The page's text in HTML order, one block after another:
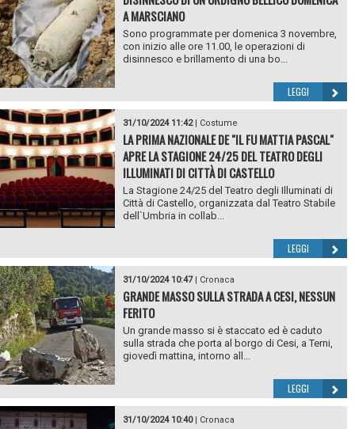
A MARSCIANO
Sono programmate per domenica 3 novembre,
con inizio alle ore 11.00, le operazioni di
disinnesco e brillamento di una bo...
LEGGI
31/10/2024 11:42| Costume
LA PRIMA NAZIONALE DE "IL FU MATTIA PASCAL"
APRE LA STAGIONE 24/25 DEL TEATRO DEGLI
ILLUMINATI DI CITTÀ DI CASTELLO
La Stagione 24/25 del Teatro degli Illuminati di
Città di Castello, organizzata dal Teatro Stabile
dell`Umbria in collab...
LEGGI
31/10/2024 10:47| Cronaca
GRANDE MASSO SULLA STRADA A CESI, NESSUN
FERITO
Un grande masso si è staccato ed è caduto
sulla strada che porta al borgo di Cesi, a Terni,
giovedì mattina, intorno all...
LEGGI
31/10/2024 10:40| Cronaca